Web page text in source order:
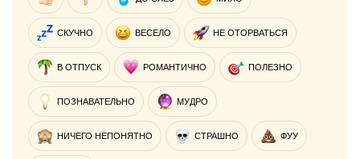
СКУЧНО ВЕСЕЛО НЕ ОТОРВАТЬСЯ
В ОТПУСК РОМАНТИЧНО ПОЛЕЗНО
ПОЗНАВАТЕЛЬНО МУДРО
НИЧЕГО НЕПОНЯТНО СТРАШНО ФУУ